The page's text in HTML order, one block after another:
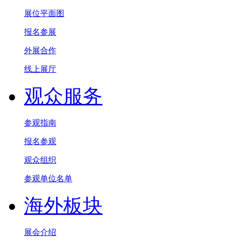
展位平面图
报名参展
外展合作
线上展厅
观众服务
参观指南
报名参观
观众组织
参观单位名单
海外板块
展会介绍